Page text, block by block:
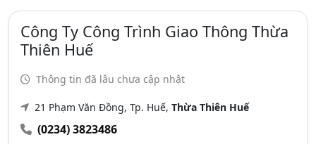
Công Ty Công Trình Giao Thông Thừa
Thiên Huế
Thông tin đã lâu chưa cập nhật
21 Phạm Văn Đồng, Tp. Huế, Thừa Thiên Huế
(0234) 3823486